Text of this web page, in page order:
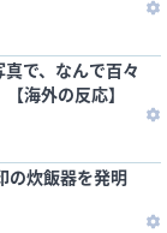
で、なんで百々
海外の反応】
炊飯器を発明